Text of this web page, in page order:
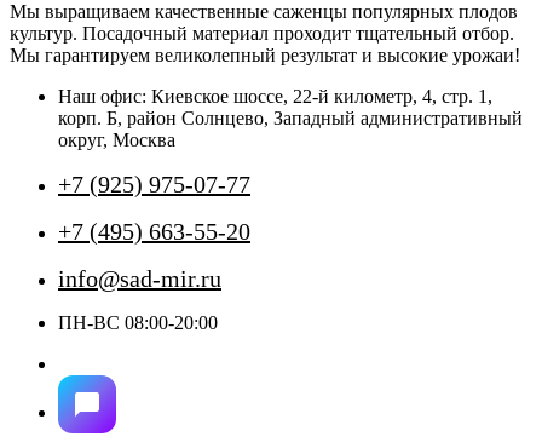
вариаций.
Опции
можно
на
странице
Мы выращиваем качественные саженцы популярных плодов
культур. Посадочный материал проходит тщательный отбор.
Мы гарантируем великолепный результат и высокие урожаи!
Наш офис: Киевское шоссе, 22-й километр, 4, стр. 1,
корп. Б, район Солнцево, Западный административный
округ, Москва
+7 (925) 975-07-77
+7 (495) 663-55-20
info@sad-mir.ru
ПН-ВС 08:00-20:00